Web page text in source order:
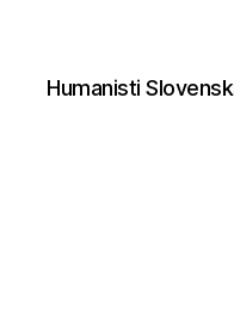
Humanisti